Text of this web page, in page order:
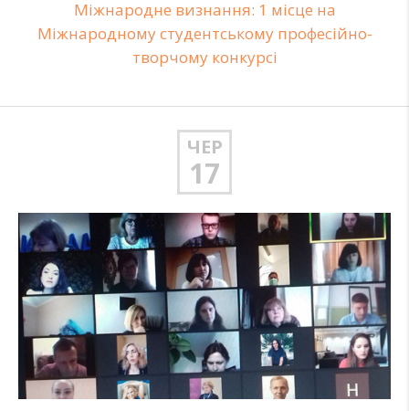
Міжнародне визнання: 1 місце на
Міжнародному студентському професійно-
творчому конкурсі
ЧЕР
17